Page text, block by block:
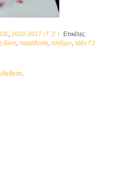
, 2016-2017 / Γ΄2
Ετικέτες:
ζώνη, παράδοση, πλέξιμο, τάξη Γ2
.